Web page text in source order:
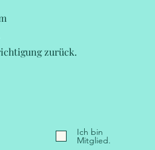
zurück.
Ich bin
Mitglied.